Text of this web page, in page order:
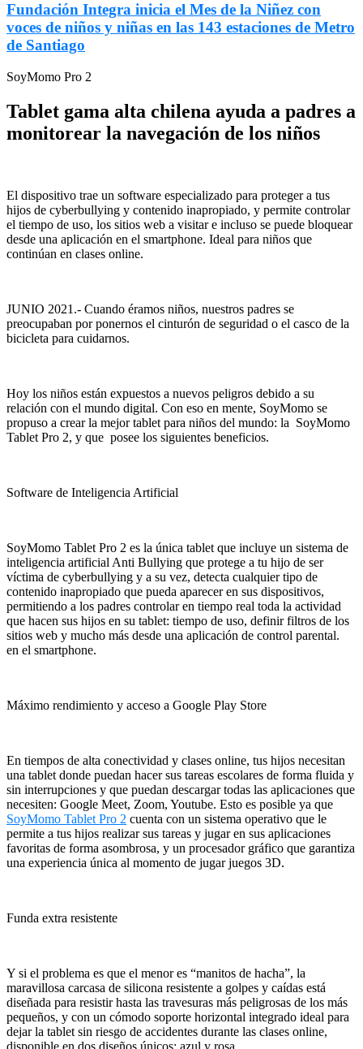
Fundación Integra inicia el Mes de la Niñez con
voces de niños y niñas en las 143 estaciones de Metro
de Santiago
SoyMomo Pro 2
Tablet gama alta chilena ayuda a padres a
monitorear la navegación de los niños
El dispositivo trae un software especializado para proteger a tus
hijos de cyberbullying y contenido inapropiado, y permite controlar
el tiempo de uso, los sitios web a visitar e incluso se puede bloquear
desde una aplicación en el smartphone. Ideal para niños que
continúan en clases online.
JUNIO 2021.- Cuando éramos niños, nuestros padres se
preocupaban por ponernos el cinturón de seguridad o el casco de la
bicicleta para cuidarnos.
Hoy los niños están expuestos a nuevos peligros debido a su
relación con el mundo digital. Con eso en mente, SoyMomo se
propuso a crear la mejor tablet para niños del mundo: la SoyMomo
Tablet Pro 2, y que posee los siguientes beneficios.
Software de Inteligencia Artificial
SoyMomo Tablet Pro 2 es la única tablet que incluye un sistema de
inteligencia artificial Anti Bullying que protege a tu hijo de ser
víctima de cyberbullying y a su vez, detecta cualquier tipo de
contenido inapropiado que pueda aparecer en sus dispositivos,
permitiendo a los padres controlar en tiempo real toda la actividad
que hacen sus hijos en su tablet: tiempo de uso, definir filtros de los
sitios web y mucho más desde una aplicación de control parental.
en el smartphone.
Máximo rendimiento y acceso a Google Play Store
En tiempos de alta conectividad y clases online, tus hijos necesitan
una tablet donde puedan hacer sus tareas escolares de forma fluida y
sin interrupciones y que puedan descargar todas las aplicaciones que
necesiten: Google Meet, Zoom, Youtube. Esto es posible ya que
SoyMomo Tablet Pro 2 cuenta con un sistema operativo que le
permite a tus hijos realizar sus tareas y jugar en sus aplicaciones
favoritas de forma asombrosa, y un procesador gráfico que garantiza
una experiencia única al momento de jugar juegos 3D.
Funda extra resistente
Y si el problema es que el menor es “manitos de hacha”, la
maravillosa carcasa de silicona resistente a golpes y caídas está
diseñada para resistir hasta las travesuras más peligrosas de los más
pequeños, y con un cómodo soporte horizontal integrado ideal para
dejar la tablet sin riesgo de accidentes durante las clases online,
disponible en dos diseños únicos: azul y rosa.